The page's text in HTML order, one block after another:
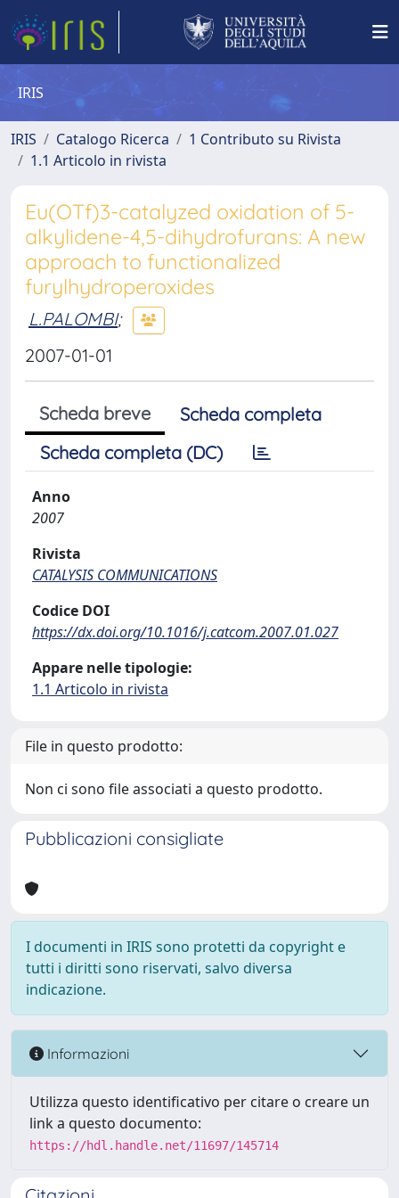
IRIS
IRIS Catalogo Ricerca
1 Contributo su Rivista
1.1 Articolo in rivista
Eu(OTf)3-catalyzed oxidation of 5-
alkylidene-4,5-dihydrofurans: A new
approach to functionalized
furylhydroperoxides
L.PALOMBI;
2007-01-01
Scheda breve
Scheda completa
Scheda completa (DC)
Anno
2007
Rivista
CATALYSIS COMMUNICATIONS
Codice DOI
https://dx.doi.org/10.1016/j.catcom.2007.01.027
Appare nelle tipologie:
1.1 Articolo in rivista
File in questo prodotto:
Non ci sono file associati a questo prodotto.
Pubblicazioni consigliate
I documenti in IRIS sono protetti da copyright e
tutti i diritti sono riservati, salvo diversa
indicazione.
Informazioni
Utilizza questo identificativo per citare o creare un
link a questo documento:
https://hdl.handle.net/11697/145714